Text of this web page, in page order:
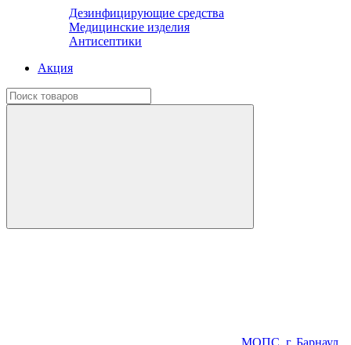
Дезинфицирующие средства
Медицинские изделия
Антисептики
Акция
МОПС, г. Барнаул